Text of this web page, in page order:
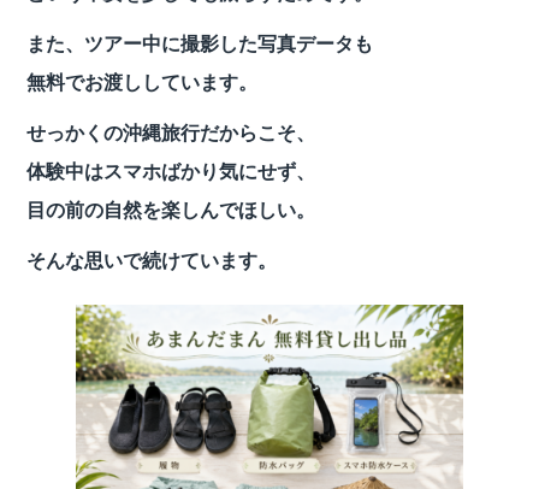
また、ツアー中に撮影した写真データも
無料でお渡ししています。
せっかくの沖縄旅行だからこそ、
体験中はスマホばかり気にせず、
目の前の自然を楽しんでほしい。
そんな思いで続けています。